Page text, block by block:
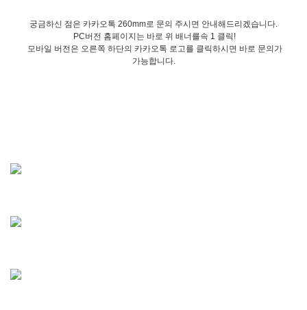
궁금하신 점은 카카오톡 260mm로 문의 주시면 안내해드리겠습니다.
PC버전 홈페이지는 바로 위 배너를속 1 클릭!
모바일 버전은 오른쪽 하단의 카카오톡 로고를 클릭하시면 바로 문의가
가능합니다.